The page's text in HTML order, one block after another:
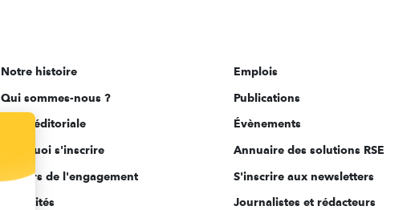
Notre histoire
Qui sommes-nous ?
Ligne éditoriale
Pourquoi s'inscrire
Acteurs de l'engagement
Actualités
Emplois
Publications
Évènements
Annuaire des solutions RSE
S'inscrire aux newsletters
Journalistes et rédacteurs